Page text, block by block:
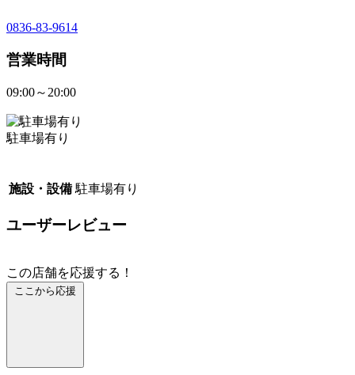
0836-83-9614
営業時間
09:00～20:00
駐車場有り
施設・設備 駐車場有り
ユーザーレビュー
この店舗を応援する！
ここから応援